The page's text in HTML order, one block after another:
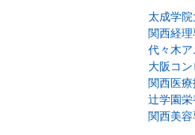
太成学
関西経
代々木
大阪コ
関西医
辻学園
関西美